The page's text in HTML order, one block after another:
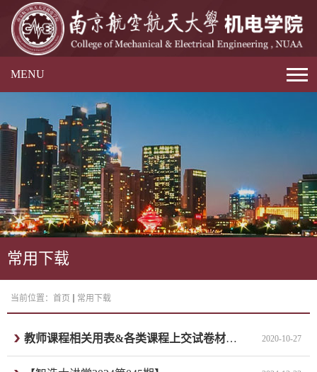
MENU
常用下载
当前位置： 首页 常用下载
教师课程相关用表&各类课程上交试卷材料明细 2020-10-27